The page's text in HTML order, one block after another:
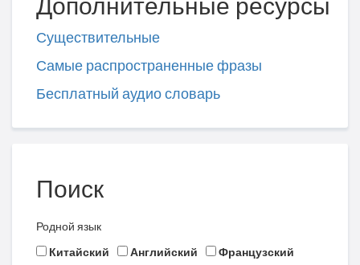
Дополнительные ресурсы
Существительные
Самые распространенные фразы
Бесплатный аудио словарь
Поиск
Родной язык
Китайский
Английский
Французский